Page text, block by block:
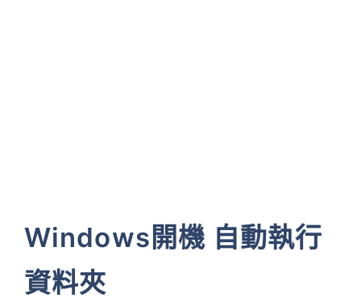
Windows開機 自動執行
資料夾